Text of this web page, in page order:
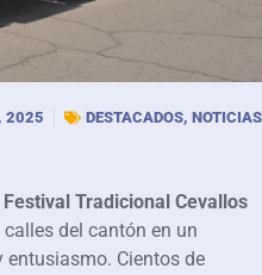
2025 DESTACADOS, NOTICIAS
Festival Tradicional Cevallos
del cantón en un
entusiasmo. Cientos de